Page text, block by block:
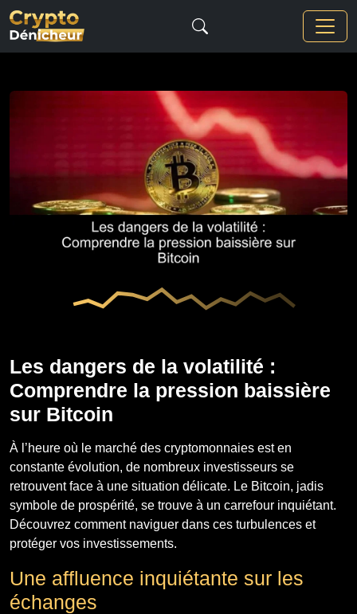
Les dangers de la volatilité :
Comprendre la pression baissière
sur Bitcoin
À l’heure où le marché des cryptomonnaies est en
constante évolution, de nombreux investisseurs se
retrouvent face à une situation délicate. Le Bitcoin, jadis
symbole de prospérité, se trouve à un carrefour inquiétant.
Découvrez comment naviguer dans ces turbulences et
protéger vos investissements.
Une affluence inquiétante sur les
échanges